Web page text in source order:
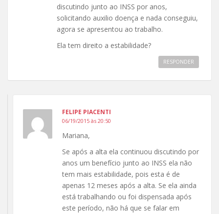
discutindo junto ao INSS por anos,
solicitando auxilio doença e nada conseguiu,
agora se apresentou ao trabalho.
Ela tem direito a estabilidade?
RESPONDER
FELIPE PIACENTI
06/19/2015 às 20:50
Mariana,
Se após a alta ela continuou discutindo por
anos um benefício junto ao INSS ela não
tem mais estabilidade, pois esta é de
apenas 12 meses após a alta. Se ela ainda
está trabalhando ou foi dispensada após
este período, não há que se falar em